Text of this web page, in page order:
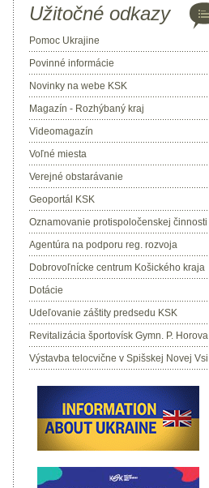
Užitočné odkazy
Pomoc Ukrajine
Povinné informácie
Novinky na webe KSK
Magazín - Rozhýbaný kraj
Videomagazín
Voľné miesta
Verejné obstarávanie
Geoportál KSK
Oznamovanie protispoločenskej činnosti
Agentúra na podporu reg. rozvoja
Dobrovoľnícke centrum Košického kraja
Dotácie
Udeľovanie záštity predsedu KSK
Revitalizácia športovísk Gymn. P. Horova
Výstavba telocvične v Spišskej Novej Vsi